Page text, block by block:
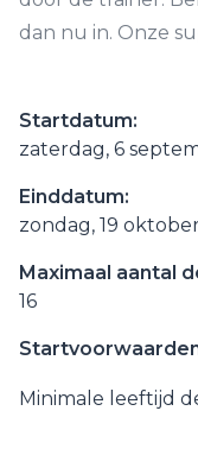
dan nu in. Onze
Startdatum:
zaterdag, 6
Einddatum:
zondag, 19
Maximaal aantal
16
Minimale leeftijd